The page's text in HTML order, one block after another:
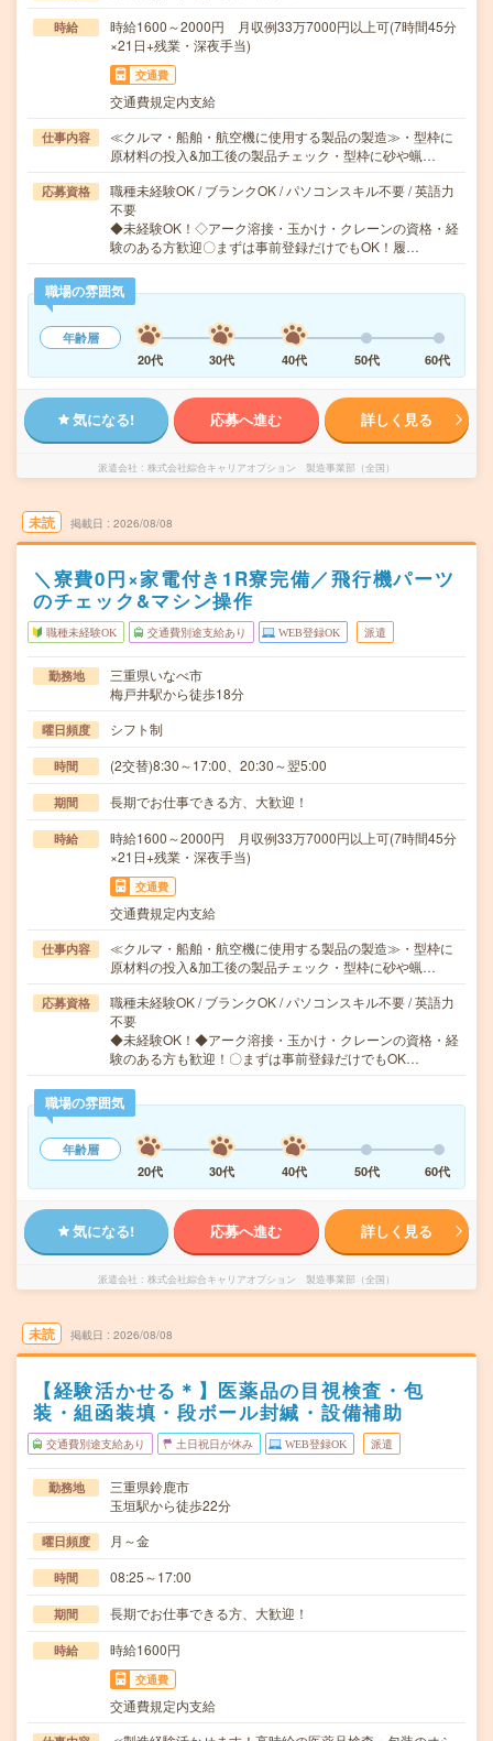
時給
時給1600～2000円 月収例33万7000円以上可(7時間45分
×21日+残業・深夜手当)
交通費
交通費規定内支給
仕事内容
≪クルマ・船舶・航空機に使用する製品の製造≫・型枠に
原材料の投入&加工後の製品チェック・型枠に砂や蝋…
応募資格
職種未経験OK / ブランクOK / パソコンスキル不要 / 英語力
不要
◆未経験OK！◇アーク溶接・玉かけ・クレーンの資格・経
験のある方歓迎〇まずは事前登録だけでもOK！履…
職場の雰囲気
年齢層
20代
30代 40代 50代 60代
気になる! 応募へ進む 詳しく見る
派遣会社 株式会社綜合キャリアオプション 製造事業部（全国）
未読 掲載日 2026/08/08
＼寮費0円×家電付き1R寮完備／飛行機パーツ
のチェック&マシン操作
職種未経験OK 交通費別途支給あり WEB登録OK 派遣
勤務地
三重県いなべ市
梅戸井駅から徒歩18分
曜日頻度 シフト制
時間 (2交替)8:30～17:00、20:30～翌5:00
期間 長期でお仕事できる方、大歓迎！
時給
時給1600～2000円 月収例33万7000円以上可(7時間45分
×21日+残業・深夜手当)
交通費
交通費規定内支給
仕事内容
≪クルマ・船舶・航空機に使用する製品の製造≫・型枠に
原材料の投入&加工後の製品チェック・型枠に砂や蝋…
応募資格
職種未経験OK / ブランクOK / パソコンスキル不要 / 英語力
不要
◆未経験OK！◆アーク溶接・玉かけ・クレーンの資格・経
験のある方も歓迎！〇まずは事前登録だけでもOK…
職場の雰囲気
年齢層
20代
30代 40代 50代 60代
気になる! 応募へ進む 詳しく見る
派遣会社 株式会社綜合キャリアオプション 製造事業部（全国）
未読 掲載日 2026/08/08
【経験活かせる＊】医薬品の目視検査・包
装・組函装填・段ボール封緘・設備補助
交通費別途支給あり 土日祝日が休み WEB登録OK 派遣
勤務地
三重県鈴鹿市
玉垣駅から徒歩22分
曜日頻度 月～金
時間 08:25～17:00
期間 長期でお仕事できる方、大歓迎！
時給 時給1600円
交通費
交通費規定内支給